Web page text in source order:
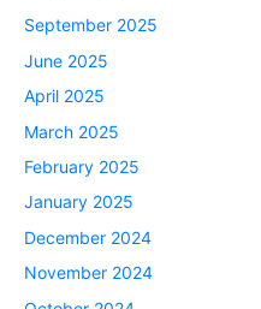
September 2025
June 2025
April 2025
March 2025
February 2025
January 2025
December 2024
November 2024